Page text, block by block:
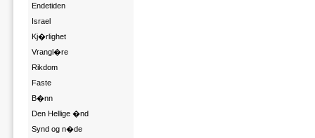
Endetiden
Israel
Kj�rlighet
Vrangl�re
Rikdom
Faste
B�nn
Den Hellige �nd
Synd og n�de